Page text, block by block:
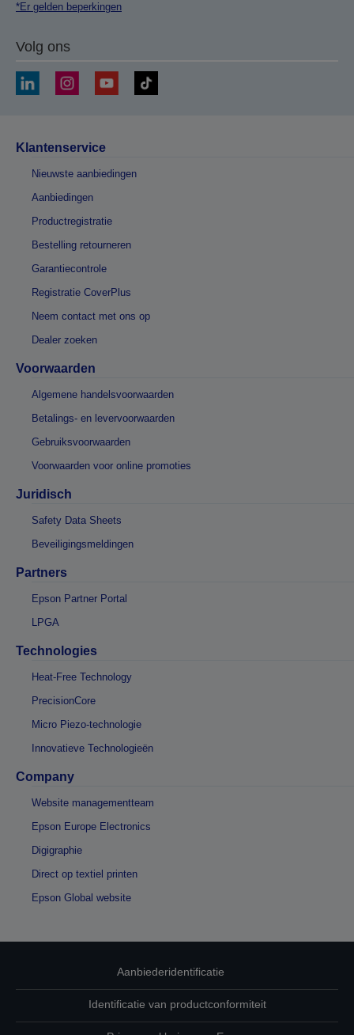
*Er gelden beperkingen
Volg ons
Klantenservice
Nieuwste aanbiedingen
Aanbiedingen
Productregistratie
Bestelling retourneren
Garantiecontrole
Registratie CoverPlus
Neem contact met ons op
Dealer zoeken
Voorwaarden
Algemene handelsvoorwaarden
Betalings- en levervoorwaarden
Gebruiksvoorwaarden
Voorwaarden voor online promoties
Juridisch
Safety Data Sheets
Beveiligingsmeldingen
Partners
Epson Partner Portal
LPGA
Technologies
Heat-Free Technology
PrecisionCore
Micro Piezo-technologie
Innovatieve Technologieën
Company
Website managementteam
Epson Europe Electronics
Digigraphie
Direct op textiel printen
Epson Global website
Aanbiederidentificatie
Identificatie van productconformiteit